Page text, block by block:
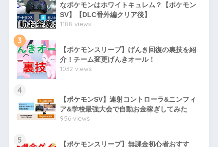
なポケモンはホワイトキュレム？【ポケモン
SV】【DLC番外編クリア後】
1188 views
3
【ポケモンスリープ】げんき回復の裏技を紹
介！チーム変更げんきオール！
1032 views
4
【ポケモンSV】連射コントローラ&ニンフィ
ア&学校最強大会で自動お金稼ぎしてみた
956 views
5 【ポケモンスリープ】無課金初心者おすす